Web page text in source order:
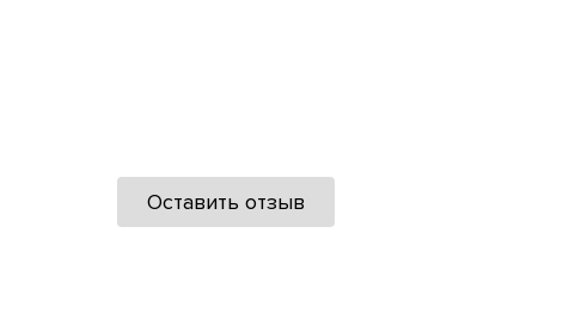
Оставить отзыв